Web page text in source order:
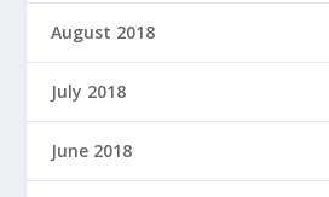
August 2018
July 2018
June 2018